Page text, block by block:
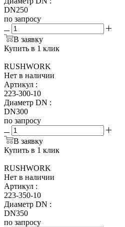
DN250
по запросу
В заявку
Купить в 1 клик
RUSHWORK
Нет в наличии
Артикул :
223-300-10
Диаметр DN :
DN300
по запросу
В заявку
Купить в 1 клик
RUSHWORK
Нет в наличии
Артикул :
223-350-10
Диаметр DN :
DN350
по запросу